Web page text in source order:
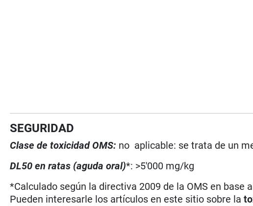
SEGURIDAD
Clase de toxicidad OMS: no aplicable: se trata de un
DL50 en ratas (aguda oral)*: >5'000 mg/kg
*Calculado según la directiva 2009 de la OMS en base
Pueden interesarle los artículos en este sitio sobre la